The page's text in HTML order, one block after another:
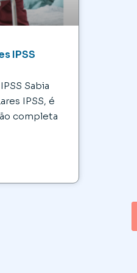
IPSS
Sabia
IPSS, é
completa